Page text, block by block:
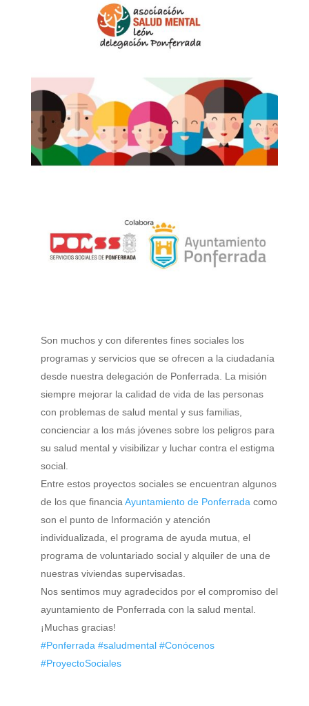
Son muchos y con diferentes fines sociales los
programas y servicios que se ofrecen a la ciudadanía
desde nuestra delegación de Ponferrada. La misión
siempre mejorar la calidad de vida de las personas
con problemas de salud mental y sus familias,
concienciar a los más jóvenes sobre los peligros para
su salud mental y visibilizar y luchar contra el estigma
social.
Entre estos proyectos sociales se encuentran algunos
de los que financia Ayuntamiento de Ponferrada como
son el punto de Información y atención
individualizada, el programa de ayuda mutua, el
programa de voluntariado social y alquiler de una de
nuestras viviendas supervisadas.
Nos sentimos muy agradecidos por el compromiso del
ayuntamiento de Ponferrada con la salud mental.
¡Muchas gracias!
#Ponferrada #saludmental #Conócenos
#ProyectoSociales